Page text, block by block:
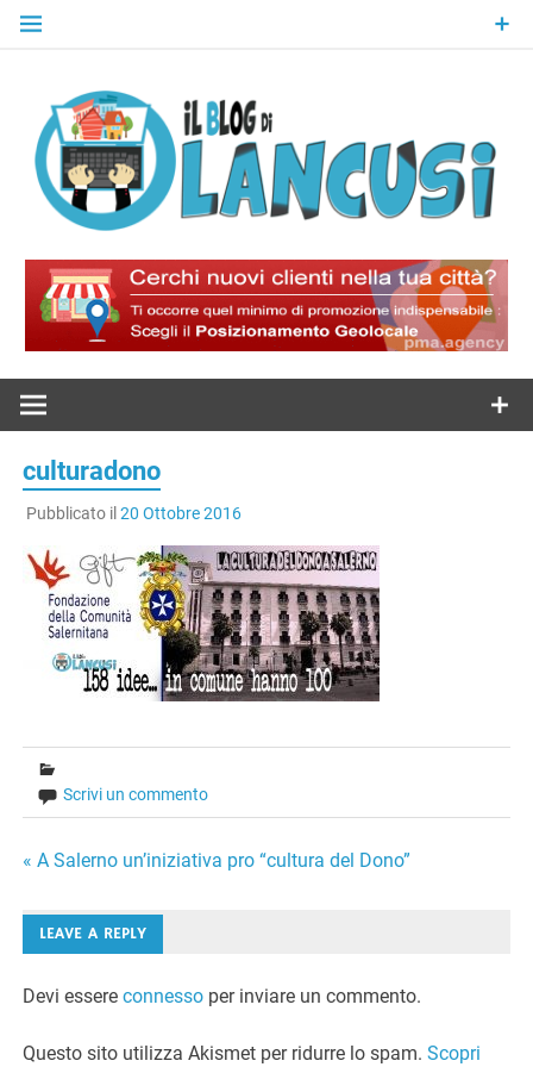
Skip
Il Blog Di
Lancusi
culturadono
Pubblicato il 20 Ottobre 2016
Scrivi un commento
Navigazione
articoli
« A Salerno un’iniziativa pro “cultura del Dono”
LEAVE A REPLY
Devi essereconnesso per inviare un commento.
Questo sito utilizza Akismet per ridurre lo spam.Scopri